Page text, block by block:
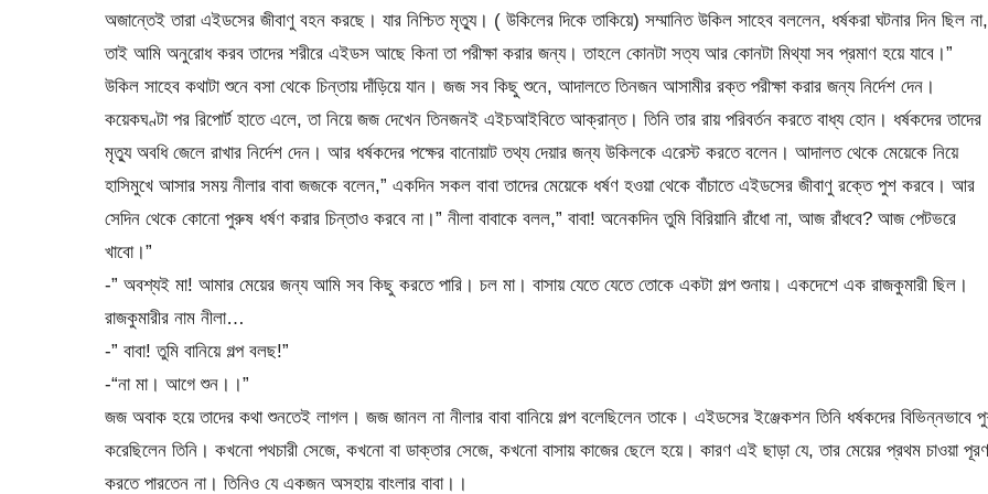
অজান্তেই তারা এইডসের জীবাণু বহন করছে। যার নিশ্চিত মৃত্যু। ( উকিলের দিকে তাকিয়ে) সম্মানিত উকিল সাহেব বললেন, ধর্ষকরা ঘটনার দিন ছিল না,
তাই আমি অনুরোধ করব তাদের শরীরে এইডস আছে কিনা তা পরীক্ষা করার জন্য। তাহলে কোনটা সত্য আর কোনটা মিথ্যা সব প্রমাণ হয়ে যাবে।”
উকিল সাহেব কথাটা শুনে বসা থেকে চিন্তায় দাঁড়িয়ে যান। জজ সব কিছু শুনে, আদালতে তিনজন আসামীর রক্ত পরীক্ষা করার জন্য নির্দেশ দেন।
কয়েকঘণ্টা পর রিপোর্ট হাতে এলে, তা নিয়ে জজ দেখেন তিনজনই এইচআইবিতে আক্রান্ত। তিনি তার রায় পরিবর্তন করতে বাধ্য হোন। ধর্ষকদের তাদের
মৃত্যু অবধি জেলে রাখার নির্দেশ দেন। আর ধর্ষকদের পক্ষের বানোয়াট তথ্য দেয়ার জন্য উকিলকে এরেস্ট করতে বলেন। আদালত থেকে মেয়েকে নিয়ে
হাসিমুখে আসার সময় নীলার বাবা জজকে বলেন,” একদিন সকল বাবা তাদের মেয়েকে ধর্ষণ হওয়া থেকে বাঁচাতে এইডসের জীবাণু রক্তে পুশ করবে। আর
সেদিন থেকে কোনো পুরুষ ধর্ষণ করার চিন্তাও করবে না।” নীলা বাবাকে বলল,” বাবা! অনেকদিন তুমি বিরিয়ানি রাঁধো না, আজ রাঁধবে? আজ পেটভরে
খাবো।”
-” অবশ্যই মা! আমার মেয়ের জন্য আমি সব কিছু করতে পারি। চল মা। বাসায় যেতে যেতে তোকে একটা গল্প শুনায়। একদেশে এক রাজকুমারী ছিল।
রাজকুমারীর নাম নীলা…
-” বাবা! তুমি বানিয়ে গল্প বলছ!”
-“না মা। আগে শুন।।”
জজ অবাক হয়ে তাদের কথা শুনতেই লাগল। জজ জানল না নীলার বাবা বানিয়ে গল্প বলেছিলেন তাকে। এইডসের ইঞ্জেকশন তিনি ধর্ষকদের বিভিন্নভাবে
করেছিলেন তিনি। কখনো পথচারী সেজে, কখনো বা ডাক্তার সেজে, কখনো বাসায় কাজের ছেলে হয়ে। কারণ এই ছাড়া যে, তার মেয়ের প্রথম চাওয়া পূরণ
করতে পারতেন না। তিনিও যে একজন অসহায় বাংলার বাবা।।